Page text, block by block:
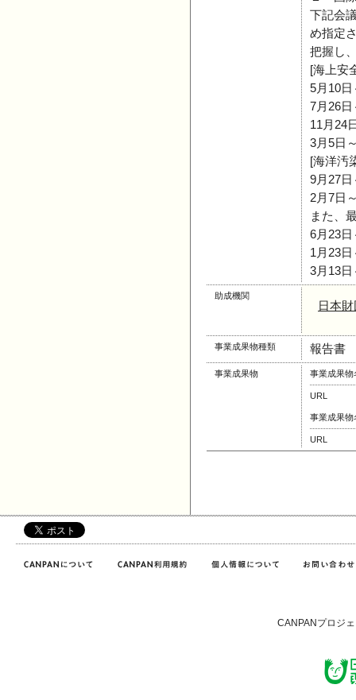
下記会
め指定
把握し
[海上安
5月10
7月26
11月24
3月5日
[海洋汚
9月27
2月7日
また、
6月23
1月23
3月13
助成機関
日本
事業成果物種類 報告書
事業成果物 事業成果物
URL
事業成果物
URL
CANPANプロジ